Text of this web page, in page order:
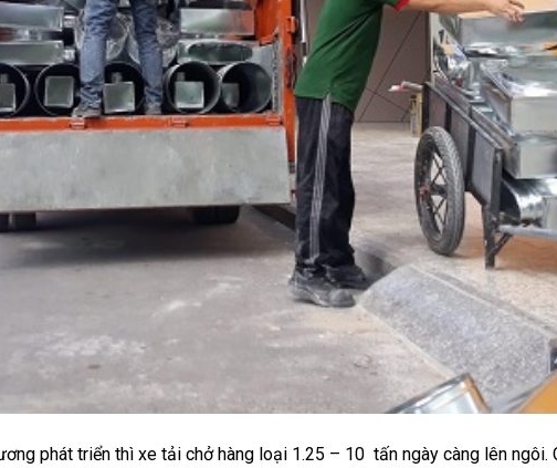
phát triển thì xe tải chở hàng loại 1.25 – 10 tấn ngày càng lên ngôi.